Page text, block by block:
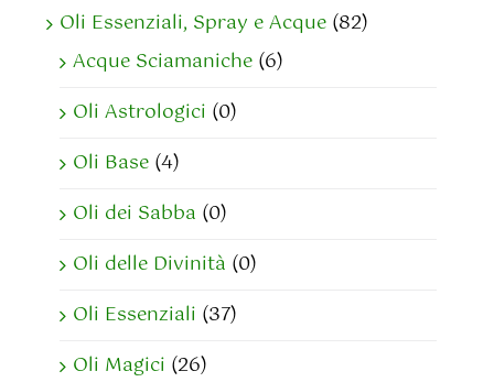
Oli Essenziali, Spray e Acque (82)
Acque Sciamaniche (6)
Oli Astrologici (0)
Oli Base (4)
Oli dei Sabba (0)
Oli delle Divinità (0)
Oli Essenziali (37)
Oli Magici (26)